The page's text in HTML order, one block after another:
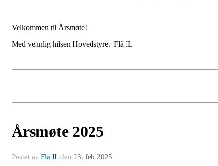
Velkommen til Årsmøte!
Med vennlig hilsen Hovedstyret Flå IL
Årsmøte 2025
Postet av Flå ILden 23. feb 2025